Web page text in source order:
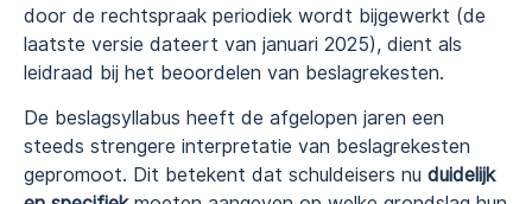
door de rechtspraak periodiek wordt bijgewerkt (de
laatste versie dateert van januari 2025), dient als
leidraad bij het beoordelen van beslagrekesten.
De beslagsyllabus heeft de afgelopen jaren een
steeds strengere interpretatie van beslagrekesten
gepromoot. Dit betekent dat schuldeisers nu duidelijk